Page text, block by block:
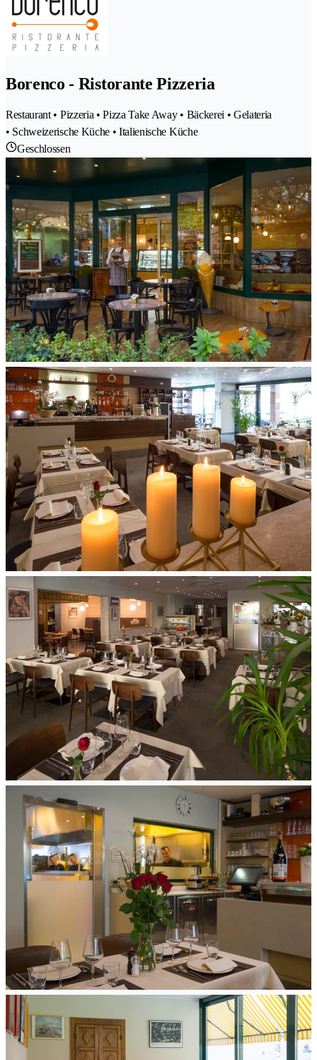
Borenco - Ristorante Pizzeria
Restaurant • Pizzeria • Pizza Take Away • Bäckerei • Gelateria
• Schweizerische Küche • Italienische Küche
Geschlossen